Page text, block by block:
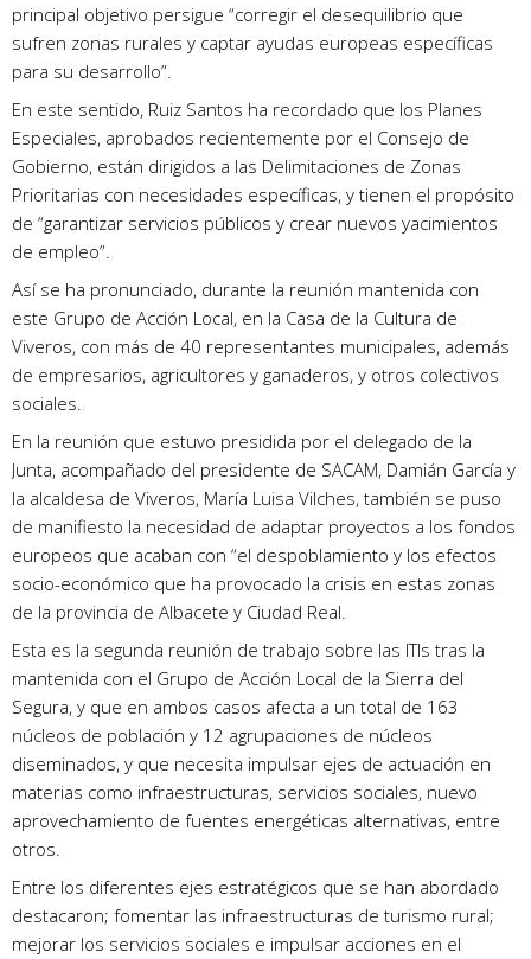
principal objetivo persigue “corregir el desequilibrio que
sufren zonas rurales y captar ayudas europeas específicas
para su desarrollo”.
En este sentido, Ruiz Santos ha recordado que los Planes
Especiales, aprobados recientemente por el Consejo de
Gobierno, están dirigidos a las Delimitaciones de Zonas
Prioritarias con necesidades específicas, y tienen el propósito
de “garantizar servicios públicos y crear nuevos yacimientos
de empleo”.
Así se ha pronunciado, durante la reunión mantenida con
este Grupo de Acción Local, en la Casa de la Cultura de
Viveros, con más de 40 representantes municipales, además
de empresarios, agricultores y ganaderos, y otros colectivos
sociales.
En la reunión que estuvo presidida por el delegado de la
Junta, acompañado del presidente de SACAM, Damián García y
la alcaldesa de Viveros, María Luisa Vilches, también se puso
de manifiesto la necesidad de adaptar proyectos a los fondos
europeos que acaban con “el despoblamiento y los efectos
socio-económico que ha provocado la crisis en estas zonas
de la provincia de Albacete y Ciudad Real.
Esta es la segunda reunión de trabajo sobre las ITIs tras la
mantenida con el Grupo de Acción Local de la Sierra del
Segura, y que en ambos casos afecta a un total de 163
núcleos de población y 12 agrupaciones de núcleos
diseminados, y que necesita impulsar ejes de actuación en
materias como infraestructuras, servicios sociales, nuevo
aprovechamiento de fuentes energéticas alternativas, entre
otros.
Entre los diferentes ejes estratégicos que se han abordado
destacaron; fomentar las infraestructuras de turismo rural;
mejorar los servicios sociales e impulsar acciones en el